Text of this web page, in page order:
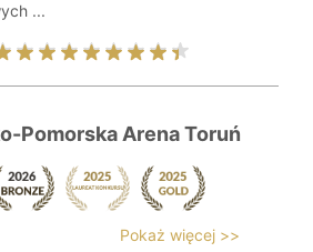
...
Pomorska Arena Toruń
Pokaż więcej >>